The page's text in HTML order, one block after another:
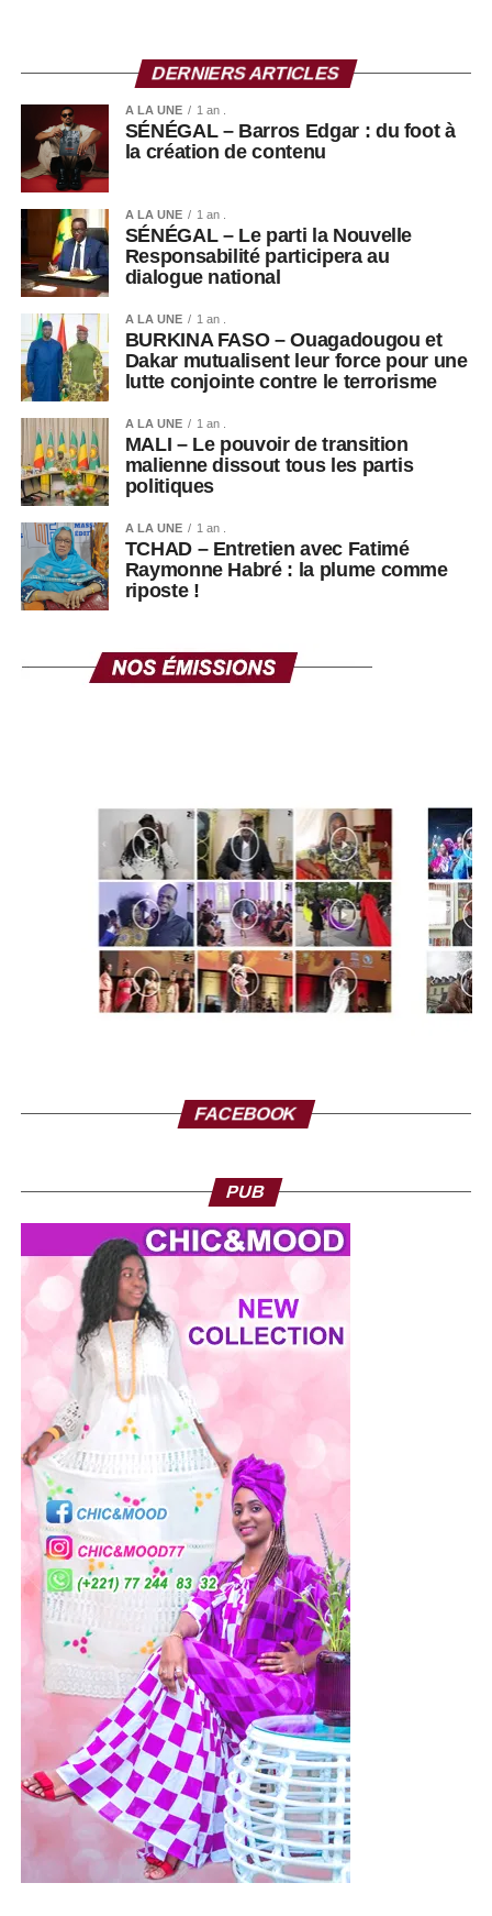
DERNIERS ARTICLES
A LA UNE 1 an .
SÉNÉGAL – Barros Edgar : du foot à
la création de contenu
A LA UNE 1 an .
SÉNÉGAL – Le parti la Nouvelle
Responsabilité participera au
dialogue national
A LA UNE 1 an .
BURKINA FASO – Ouagadougou et
Dakar mutualisent leur force pour une
lutte conjointe contre le terrorisme
A LA UNE 1 an .
MALI – Le pouvoir de transition
malienne dissout tous les partis
politiques
A LA UNE 1 an .
TCHAD – Entretien avec Fatimé
Raymonne Habré : la plume comme
riposte !
FACEBOOK
PUB